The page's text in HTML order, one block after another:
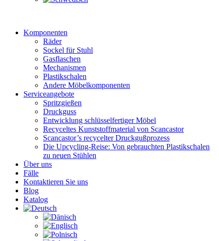
Komponenten
Räder
Sockel für Stuhl
Gasflaschen
Mechanismen
Plastikschalen
Andere Möbelkomponenten
Serviceangebote
Spritzgießen
Druckguss
Entwicklung schlüsselfertiger Möbel
Recyceltes Kunststoffmaterial von Scancastor
Scancastor’s recycelter Druckgußprozess
Die Upcycling-Reise: Von gebrauchten Plastikschalen
zu neuen Stühlen
Über uns
Fälle
Kontaktieren Sie uns
Blog
Katalog